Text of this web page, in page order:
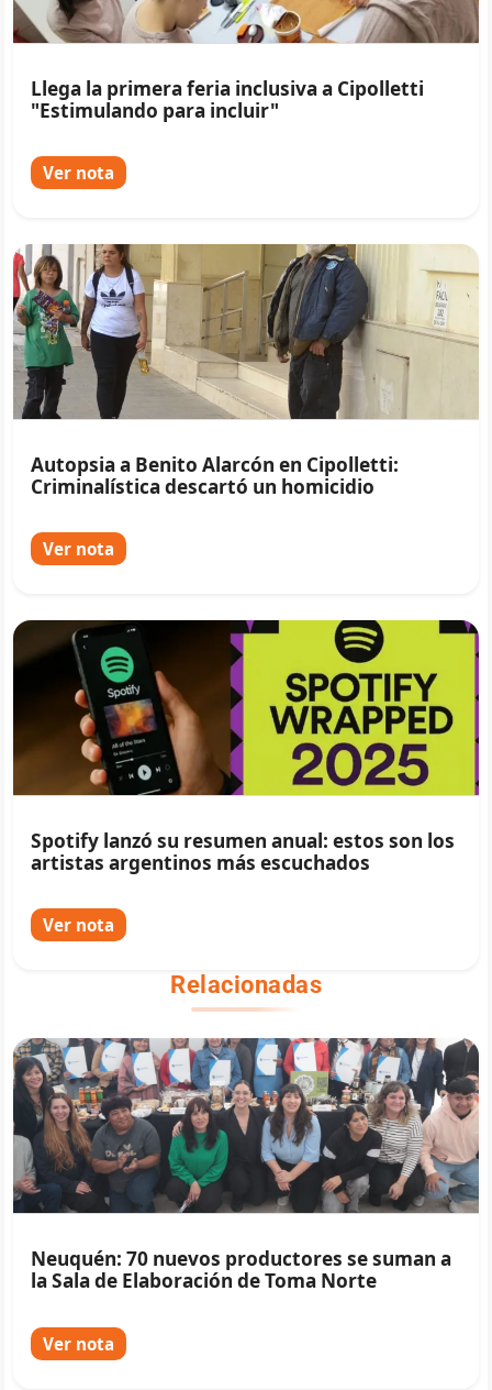
Llega la primera feria inclusiva a Cipolletti
"Estimulando para incluir"
Ver nota
Autopsia a Benito Alarcón en Cipolletti:
Criminalística descartó un homicidio
Ver nota
Spotify lanzó su resumen anual: estos son los
artistas argentinos más escuchados
Ver nota
Relacionadas
Neuquén: 70 nuevos productores se suman a
la Sala de Elaboración de Toma Norte
Ver nota